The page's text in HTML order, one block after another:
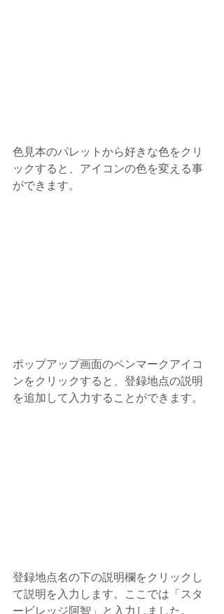
色見本のパレットから好きな色をクリ
ックすると、アイコンの色を変える事
ができます。
ポップアップ画面のペンマークアイコ
ンをクリックすると、登録地点の説明
を追加して入力することができます。
登録地点名の下の説明欄をクリックし
て説明を入力します。ここでは「スタ
ービレッジ阿智」と入力しました。